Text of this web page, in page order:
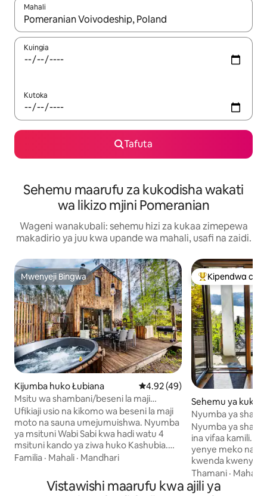
Mahali
Wakati matokeo yanapatikana, vinjari kwa kutumia vitufe vya
Kuingia
Kutoka
Tafuta
Sehemu maarufu za kukodisha wakati
wa likizo mjini Pomeranian
Wageni wanakubali: sehemu hizi za kukaa zimepewa
makadirio ya juu kwa upande wa mahali, usafi na zaidi.
Mwenyeji Bingwa
Mwenyeji Bingwa
Kijumba huko Łubiana Ukadiriaji wa wastani wa 4.92
4.92 (49)
Msitu wa shambani/beseni la maji
moto/meko/sauna/ziwa Kashubia
Ufikiaji usio na kikomo wa beseni la maji
moto na sauna umejumuishwa. Nyumba
ya msituni Wabi Sabi kwa hadi watu 4
msituni kando ya ziwa huko Kashubia.
Tunatoa nyumba ya shambani yenye
vyumba viwili tofauti vya kulala, sebule
ya pamoja iliyo na kiambatisho, chumba
Familia · Mahali · Mandhari
Kipendwa
Kipendwa cha
Sehemu ya kukaa
ory
Nyumba ya
unaoelekea
Nyumba ya
ina vifaa kamili. Ghorofa ya chini: sebule
yenye meko na
kwenda kwenye
jiko, bafu lenye
Ghorofani:
Thamani · Mahali
Vistawishi maarufu kwa ajili ya